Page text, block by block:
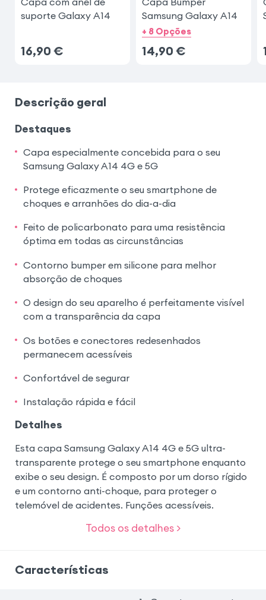
suporte Galaxy A14
16,90 €
Samsung Galaxy A14
+ 8 Opções
14,90 €
Descrição geral
Destaques
Capa especialmente concebida para o seu
Samsung Galaxy A14 4G e 5G
Protege eficazmente o seu smartphone de
choques e arranhões do dia-a-dia
Feito de policarbonato para uma resistência
óptima em todas as circunstâncias
Contorno bumper em silicone para melhor
absorção de choques
O design do seu aparelho é perfeitamente visível
com a transparência da capa
Os botões e conectores redesenhados
permanecem acessíveis
Confortável de segurar
Instalação rápida e fácil
Detalhes
Esta capa Samsung Galaxy A14 4G e 5G ultra-
transparente protege o seu smartphone enquanto
exibe o seu design. É composto por um dorso rígido
e um contorno anti-choque, para proteger o
telemóvel de acidentes. Funções acessíveis.
Todos os detalhes >
Características